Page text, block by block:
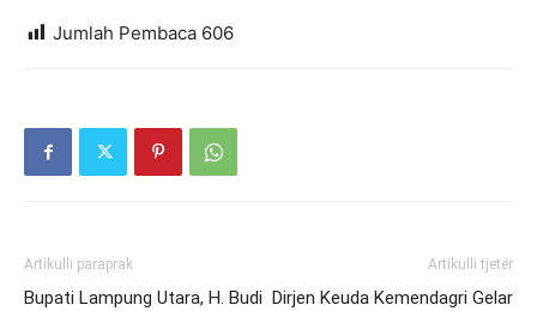
Jumlah Pembaca 606
Artikulli paraprak
Bupati Lampung Utara, H. Budi
Artikulli tjetër
Dirjen Keuda Kemendagri Gelar